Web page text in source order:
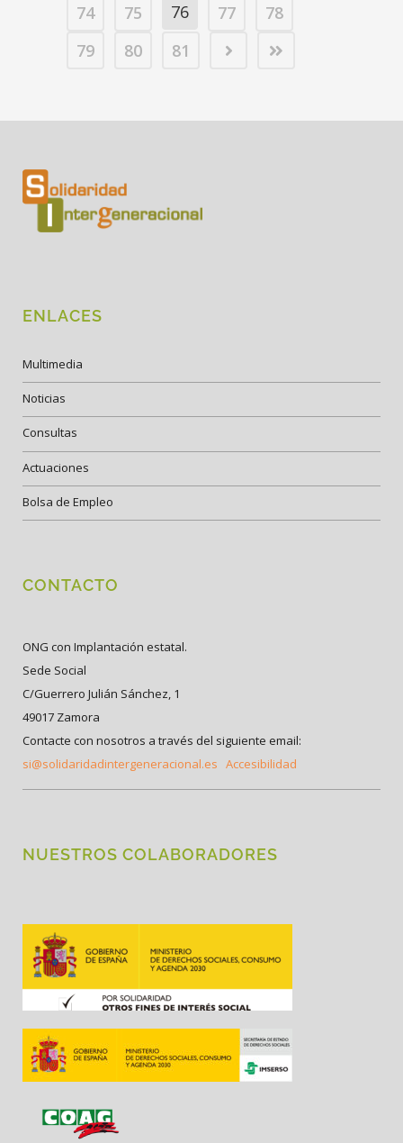
74
75 76 77
78
79
80 81
ENLACES
Multimedia
Noticias
Consultas
Actuaciones
Bolsa de Empleo
CONTACTO
ONG con Implantación estatal.
Sede Social
C/Guerrero Julián Sánchez, 1
49017 Zamora
Contacte con nosotros a través del siguiente email:
si@solidaridadintergeneracional.es Accesibilidad
NUESTROS COLABORADORES